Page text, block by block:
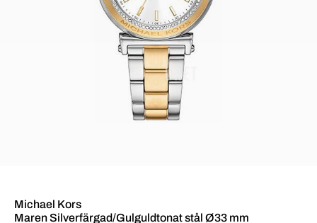
Michael Kors
Maren Silverfärgad/Gulguldtonat stål Ø33 mm